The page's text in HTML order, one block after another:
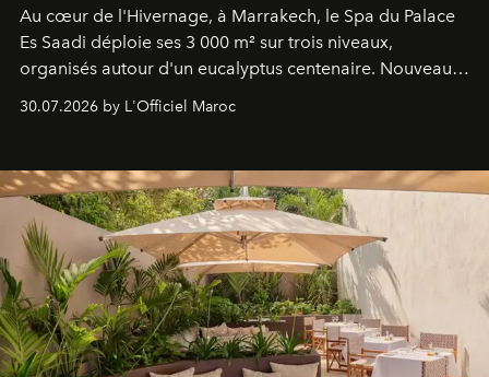
Au cœur de l'Hivernage, à Marrakech, le Spa du Palace
Es Saadi déploie ses 3 000 m² sur trois niveaux,
organisés autour d'un eucalyptus centenaire. Nouveau
Lobby Bien-Être et Beauté, exclusivité mondiale en
neuro-cosmétique, parcours thermal et studio dédié au
entièreté, entre science des émotions et rituels
reposants.
30.07.2026 by L'Officiel Maroc